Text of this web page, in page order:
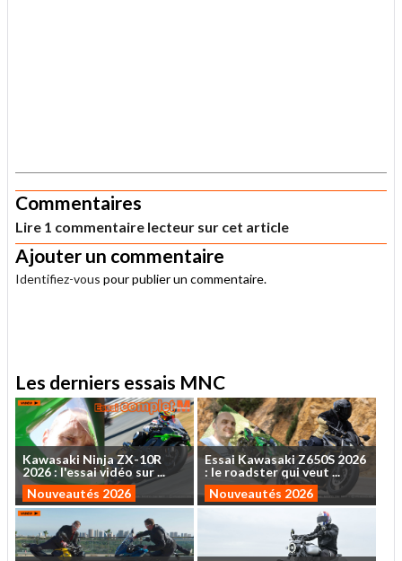
Commentaires
Lire 1 commentaire lecteur sur cet article
Ajouter un commentaire
Identifiez-vous pour publier un commentaire.
Les derniers essais MNC
Kawasaki NinjaZX-10R
2026: l'essaividéo sur...
Nouveautés 2026
Essai Kawasaki Z650S 2026
: le roadsterquiveut ...
Nouveautés 2026